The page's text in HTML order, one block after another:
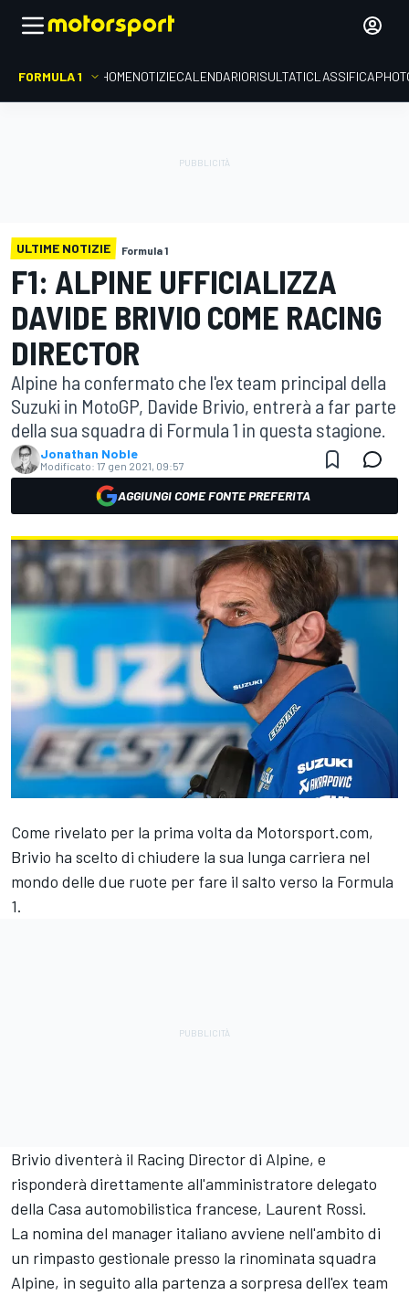
FORMULA 1 HOMENOTIZIECALENDARIORISULTATICLASSIFICA
ULTIME NOTIZIE Formula 1
F1: ALPINE UFFICIALIZZA
DAVIDE BRIVIO COME RACING
DIRECTOR
Alpine ha confermato che l'ex team principal della
Suzuki in MotoGP, Davide Brivio, entrerà a far parte
della sua squadra di Formula 1 in questa stagione.
Jonathan Noble
Modificato: 17 gen 2021, 09:57
AGGIUNGI COME FONTE PREFERITA
Come rivelato per la prima volta da Motorsport.com,
Brivio ha scelto di chiudere la sua lunga carriera nel
mondo delle due ruote per fare il salto verso la Formula
1.
Brivio diventerà il Racing Director di Alpine, e
risponderà direttamente all'amministratore delegato
della Casa automobilistica francese, Laurent Rossi.
La nomina del manager italiano avviene nell'ambito di
un rimpasto gestionale presso la rinominata squadra
Alpine, in seguito alla partenza a sorpresa dell'ex team